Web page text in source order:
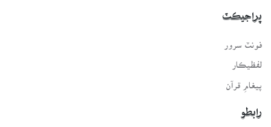
پراجيڪٽ
لفظيڪار
پيغامِ قرآن
رابطو